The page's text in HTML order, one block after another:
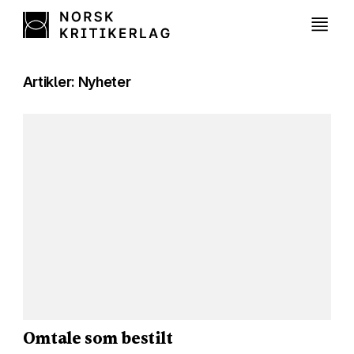
Artikler: Nyheter
Omtale som bestilt